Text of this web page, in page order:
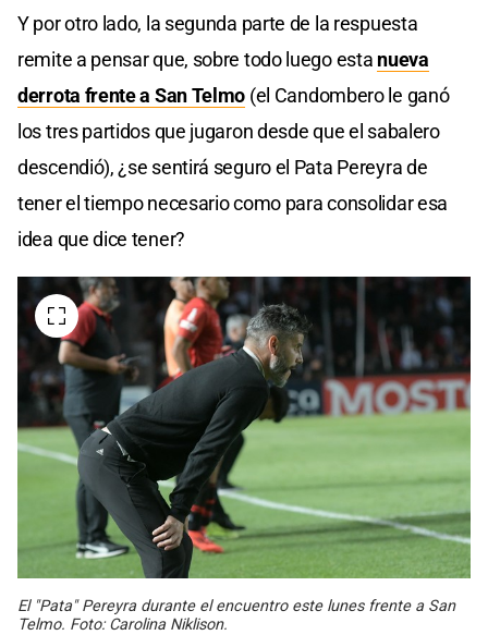
Y por otro lado, la segunda parte de la respuesta
remite a pensar que, sobre todo luego esta nueva
derrota frente a San Telmo (el Candombero le ganó
los tres partidos que jugaron desde que el sabalero
descendió), ¿se sentirá seguro el Pata Pereyra de
tener el tiempo necesario como para consolidar esa
idea que dice tener?
El "Pata" Pereyra durante el encuentro este lunes frente a San
Telmo. Foto: Carolina Niklison.